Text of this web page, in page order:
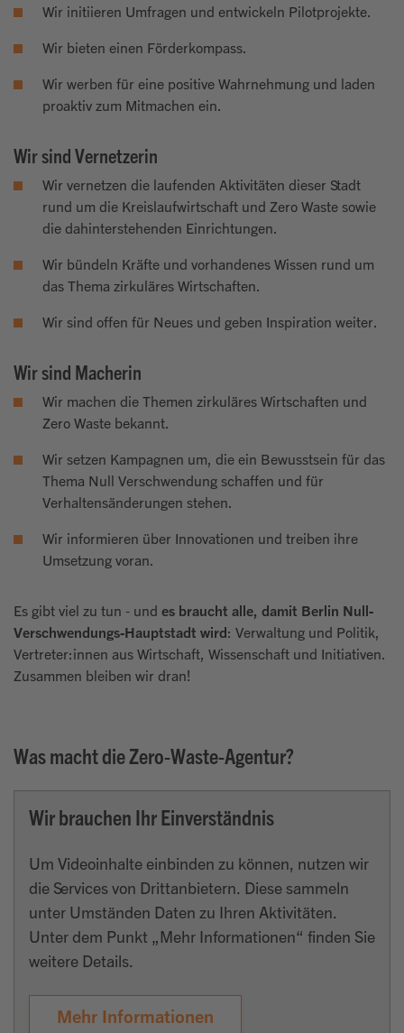
Wir initiieren Umfragen und entwickeln Pilotprojekte.
Wir bieten einen Förderkompass.
Wir werben für eine positive Wahrnehmung und laden
proaktiv zum Mitmachen ein.
Wir sind Vernetzerin
Wir vernetzen die laufenden Aktivitäten dieser Stadt
rund um die Kreislaufwirtschaft und Zero Waste sowie
die dahinterstehenden Einrichtungen.
Wir bündeln Kräfte und vorhandenes Wissen rund um
das Thema zirkuläres Wirtschaften.
Wir sind offen für Neues und geben Inspiration weiter.
Wir sind Macherin
Wir machen die Themen zirkuläres Wirtschaften und
Zero Waste bekannt.
Wir setzen Kampagnen um, die ein Bewusstsein für das
Thema Null Verschwendung schaffen und für
Verhaltensänderungen stehen.
Wir informieren über Innovationen und treiben ihre
Umsetzung voran.
Es gibt viel zu tun - und es braucht alle, damit Berlin Null-
Verschwendungs-Hauptstadt wird: Verwaltung und Politik,
Vertreter:innen aus Wirtschaft, Wissenschaft und Initiativen.
Zusammen bleiben wir dran!
Was macht die Zero-Waste-Agentur?
Wir brauchen Ihr Einverständnis
Um Videoinhalte einbinden zu können, nutzen wir
die Services von Drittanbietern. Diese sammeln
unter Umständen Daten zu Ihren Aktivitäten.
Unter dem Punkt „Mehr Informationen“ finden Sie
weitere Details.
Mehr Informationen